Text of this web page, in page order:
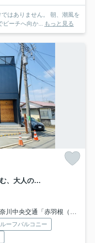
せん。 朝、潮風を
ビーチへ向か... もっと見る
The CABIN AKABANE ― 空を楽しむ、大人のデザイナーズハウス ―
中央交通「赤羽根（茅ヶ崎市）」バス停下車 徒歩6分
ルーフバルコニー